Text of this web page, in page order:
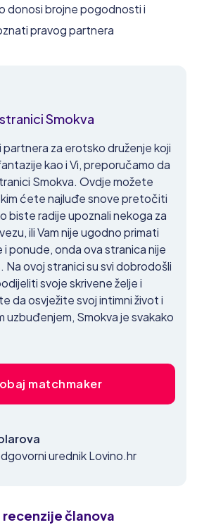
donosi brojne pogodnosti i
pravog partnera
Smokva
za erotsko druženje koji
kao i Vi, preporučamo da
Smokva. Ovdje možete
ćete najluđe snove pretočiti
biste radije upoznali nekoga za
ili Vam nije ugodno primati
ponude, onda ova stranica nije
Na ovoj stranici su svi dobrodošli
svoje skrivene želje i
da osvježite svoj intimni život i
Smokva je svakako
matchmaker
urednik Lovino.hr
recenzije članova